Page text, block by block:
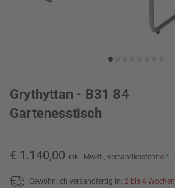
Grythyttan - B31 84
Gartenesstisch
€ 1.140,00 inkl. MwSt., versandkostenfrei*
Gewöhnlich versandfertig in: 2 bis 4 Wochen